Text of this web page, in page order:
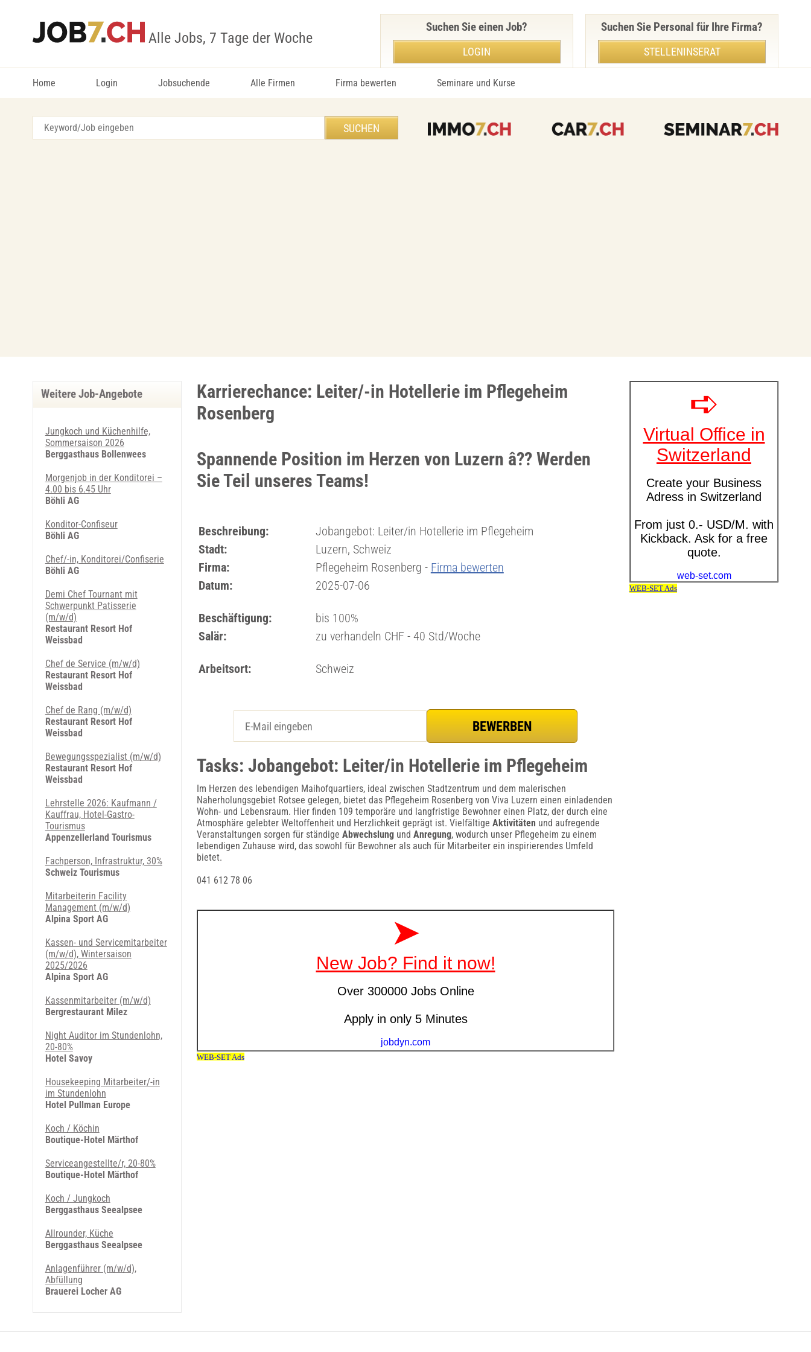
Alle Jobs, 7 Tage der Woche
Home Login Jobsuchende Alle Firmen Firma bewerten Seminare und Kurse
Suchen Sie einen Job?
LOGIN
Suchen Sie Personal für Ihre Firma?
STELLENINSERAT
Karrierechance: Leiter/-in Hotellerie im Pflegeheim
Rosenberg
Spannende Position im Herzen von Luzern â?? Werden
Sie Teil unseres Teams!
Beschreibung:
Jobangebot: Leiter/in Hotellerie im Pflegeheim
Stadt:
Luzern, Schweiz
Firma:
Pflegeheim Rosenberg - Firma bewerten
Datum:
2025-07-06
Beschäftigung:
bis 100%
Salär:
zu verhandeln CHF - 40 Std/Woche
Arbeitsort: Schweiz
Tasks: Jobangebot: Leiter/in Hotellerie im Pflegeheim
Im Herzen des lebendigen Maihofquartiers, ideal zwischen Stadtzentrum und dem malerischen
Naherholungsgebiet Rotsee gelegen, bietet das Pflegeheim Rosenberg von Viva Luzern einen einladenden
Wohn- und Lebensraum. Hier finden 109 temporäre und langfristige Bewohner einen Platz, der durch eine
Atmosphäre gelebter Weltoffenheit und Herzlichkeit geprägt ist. Vielfältige Aktivitäten und aufregende
Veranstaltungen sorgen für ständige Abwechslungund Anregung, wodurch unser Pflegeheim zu einem
lebendigen Zuhause wird, das sowohl für Bewohner als auch für Mitarbeiter ein inspirierendes Umfeld
bietet.
041 612 78 06
Weitere Job-Angebote
Jungkoch und Küchenhilfe,
Sommersaison 2026
Berggasthaus Bollenwees
Morgenjob in der Konditorei –
4.00 bis 6.45 Uhr
Böhli AG
Konditor-Confiseur
Böhli AG
Chef/-in, Konditorei/Confiserie
Böhli AG
Demi Chef Tournant mit
Schwerpunkt Patisserie
(m/w/d)
Restaurant Resort Hof
Weissbad
Chef de Service (m/w/d)
Restaurant Resort Hof
Weissbad
Chef de Rang (m/w/d)
Restaurant Resort Hof
Weissbad
Bewegungsspezialist (m/w/d)
Restaurant Resort Hof
Weissbad
Lehrstelle 2026: Kaufmann /
Kauffrau, Hotel-Gastro-
Tourismus
Appenzellerland Tourismus
Fachperson, Infrastruktur, 30%
Schweiz Tourismus
Mitarbeiterin Facility
Management (m/w/d)
Alpina Sport AG
Kassen- und Servicemitarbeiter
(m/w/d), Wintersaison
2025/2026
Alpina Sport AG
Kassenmitarbeiter (m/w/d)
Bergrestaurant Milez
Night Auditor im Stundenlohn,
20-80%
Hotel Savoy
Housekeeping Mitarbeiter/-in
im Stundenlohn
Hotel Pullman Europe
Koch / Köchin
Boutique-Hotel Märthof
Serviceangestellte/r, 20-80%
Boutique-Hotel Märthof
Koch / Jungkoch
Berggasthaus Seealpsee
Allrounder, Küche
Berggasthaus Seealpsee
Anlagenführer (m/w/d),
Abfüllung
Brauerei Locher AG